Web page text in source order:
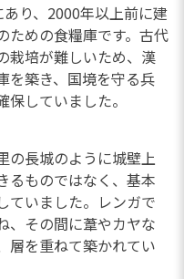
り、2000年以上前に建
ための食糧庫です。古代
栽培が難しいため、漢
を築き、国境を守る兵
していました。
の長城のように城壁上
るものではなく、基本
ていました。レンガで
、その間に葦やカヤな
層を重ねて築かれてい